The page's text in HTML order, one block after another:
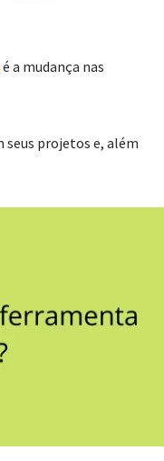
é a mudança nas
seus projetos e, além